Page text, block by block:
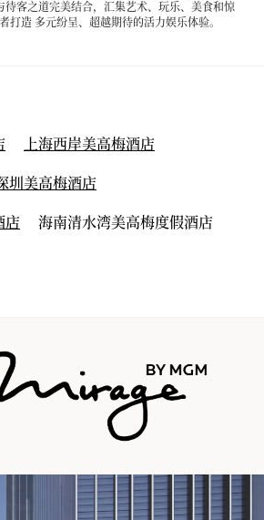
待客之道完美结合，汇集艺术、玩乐、美食和惊
打造 多元纷呈、超越期待的活力娱乐体验。
上海西岸美高梅酒店
圳美高梅酒店
店
海南清水湾美高梅度假酒店